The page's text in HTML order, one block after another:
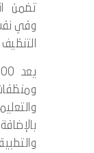
تضمن
وفي